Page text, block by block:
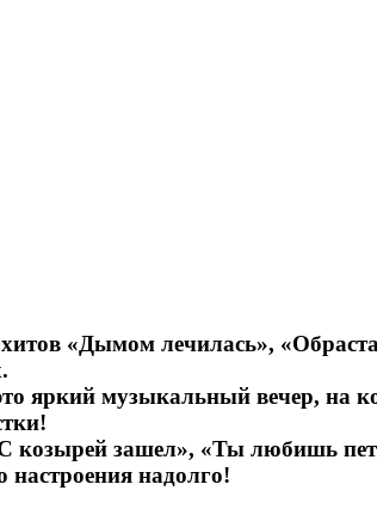
«Дымом лечилась»,
яркий музыкальный вечер, на
козырей зашел», «Ты любишь
надолго!